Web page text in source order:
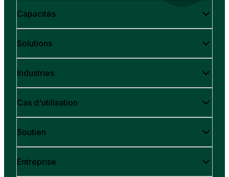
Capacités
Solutions
Industries
Cas d'utilisation
Soutien
Entreprise